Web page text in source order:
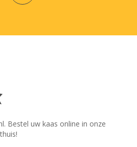
Bestel uw kaas online in onze